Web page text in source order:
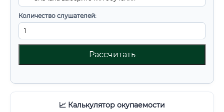
Количество слушателей:
Рассчитать
📈 Калькулятор окупаемости